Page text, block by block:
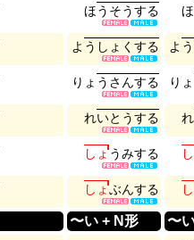
ほう そうする ほ
よ う し ょ く する よ う
り ょ う さ んする り ょ
れいと うする れ
し ょうみする し
し ょぶんする し
〜い + N形 〜